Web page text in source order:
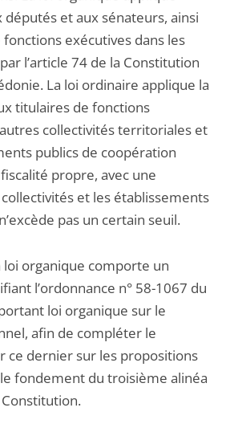
et aux sénateurs, ainsi
fonctions exécutives dans les
l’article 74 de la Constitution
La loi ordinaire applique la
titulaires de fonctions
collectivités territoriales et
publics de coopération
propre, avec une
et les établissements
pas un certain seuil.
loi organique comporte un
l’ordonnance n° 58-1067 du
loi organique sur le
afin de compléter le
ce dernier sur les propositions
fondement du troisième alinéa
Constitution.